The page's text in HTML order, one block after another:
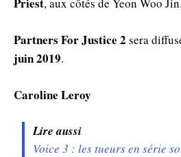
Partners For Justice 2 sera
juin 2019.
Caroline Leroy
Lire aussi
Voice 3 : les tueurs en série